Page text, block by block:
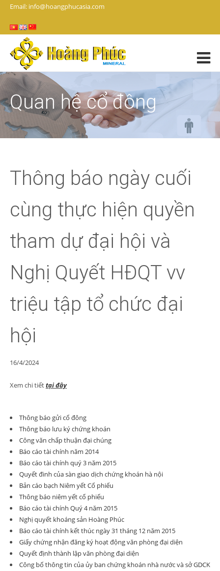
Email: info@hoangphucasia.com
Quan hệ cổ đông
Thông báo ngày cuối
cùng thực hiện quyền
tham dự đại hội và
Nghị Quyết HĐQT vv
triệu tập tổ chức đại
hội
16/4/2024
Xem chi tiếttại đây
Thông báo gửi cổ đông
Thông báo lưu ký chứng khoán
Công văn chấp thuận đại chúng
Báo cáo tài chính năm 2014
Báo cáo tài chính quý 3 năm 2015
Quyết đinh của sàn giao dịch chứng khoán hà nội
Bản cáo bạch Niêm yết Cổ phiếu
Thông báo niêm yết cổ phiếu
Báo cáo tài chính Quý 4 năm 2015
Nghị quyết khoáng sản Hoàng Phúc
Báo cáo tài chính kết thúc ngày 31 tháng 12 năm 2015
Giấy chứng nhận đăng ký hoạt động văn phòng đại diện
Quyết định thành lập văn phòng đại diện
Công bố thông tin của ủy ban chứng khoán nhà nước và sở GDCK